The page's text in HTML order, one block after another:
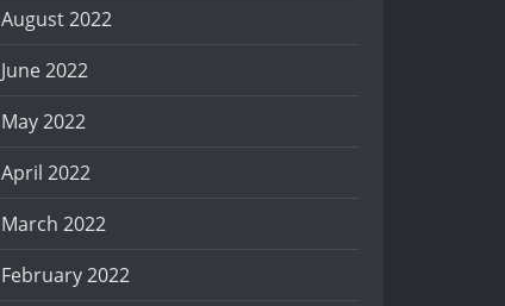
August 2022
June 2022
May 2022
April 2022
March 2022
February 2022